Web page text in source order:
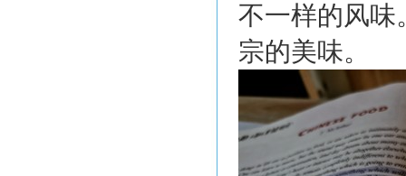
不一样的风味
宗的美味。